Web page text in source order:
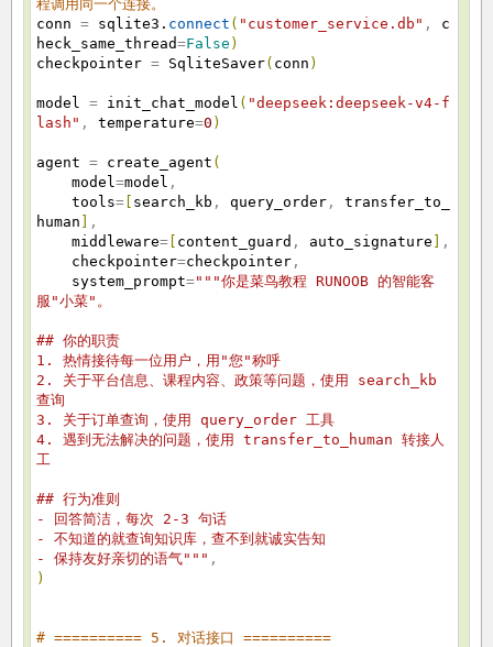
程调用同一个连接。
conn = sqlite3. connect ( "customer_service.db" ,
c
heck_same_thread=False )
checkpointer = SqliteSaver( conn )
model = init_chat_model ( "deepseek:deepseek-v4-f
lash" , temperature=0 )
agent = create_agent (
model=model ,
tools= search_kb , query_order ,
transfer_to_
human
,
middleware= content_guard , auto_signature
,
checkpointer=checkpointer ,
system_prompt="""你是菜鸟教程 RUNOOB 的智能客
服"小菜"。
## 你的职责
1. 热情接待每一位用户，用"您"称呼
2. 关于平台信息、课程内容、政策等问题，使用 search_kb
查询
3. 关于订单查询，使用 query_order 工具
4. 遇到无法解决的问题，使用 transfer_to_human 转接人
工
## 行为准则
- 回答简洁，每次 2-3 句话
- 不知道的就查询知识库，查不到就诚实告知
- 保持友好亲切的语气""" ,
)
# ========== 5. 对话接口 ==========